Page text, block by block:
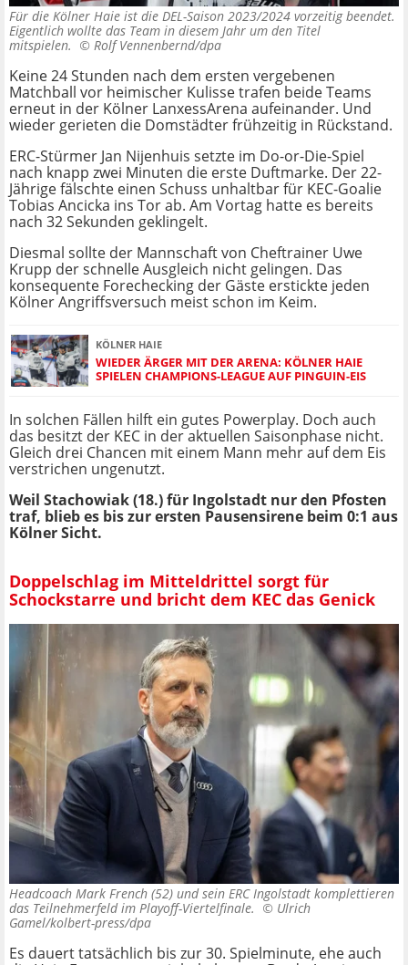
Für die Kölner Haie ist die DEL-Saison 2023/2024 vorzeitig beendet.
Eigentlich wollte das Team in diesem Jahr um den Titel
mitspielen. © Rolf Vennenbernd/dpa
Keine 24 Stunden nach dem ersten vergebenen
Matchball vor heimischer Kulisse trafen beide Teams
erneut in der Kölner LanxessArena aufeinander. Und
wieder gerieten die Domstädter frühzeitig in Rückstand.
ERC-Stürmer Jan Nijenhuis setzte im Do-or-Die-Spiel
nach knapp zwei Minuten die erste Duftmarke. Der 22-
Jährige fälschte einen Schuss unhaltbar für KEC-Goalie
Tobias Ancicka ins Tor ab. Am Vortag hatte es bereits
nach 32 Sekunden geklingelt.
Diesmal sollte der Mannschaft von Cheftrainer Uwe
Krupp der schnelle Ausgleich nicht gelingen. Das
konsequente Forechecking der Gäste erstickte jeden
Kölner Angriffsversuch meist schon im Keim.
KÖLNER HAIE
WIEDER ÄRGER MIT DER ARENA: KÖLNER HAIE
SPIELEN CHAMPIONS-LEAGUE AUF PINGUIN-EIS
In solchen Fällen hilft ein gutes Powerplay. Doch auch
das besitzt der KEC in der aktuellen Saisonphase nicht.
Gleich drei Chancen mit einem Mann mehr auf dem Eis
verstrichen ungenutzt.
Weil Stachowiak (18.) für Ingolstadt nur den Pfosten
traf, blieb es bis zur ersten Pausensirene beim 0:1 aus
Kölner Sicht.
Doppelschlag im Mitteldrittel sorgt für
Schockstarre und bricht dem KEC das Genick
Headcoach Mark French (52) und sein ERC Ingolstadt komplettieren
das Teilnehmerfeld im Playoff-Viertelfinale. © Ulrich
Gamel/kolbert-press/dpa
Es dauert tatsächlich bis zur 30. Spielminute, ehe auch